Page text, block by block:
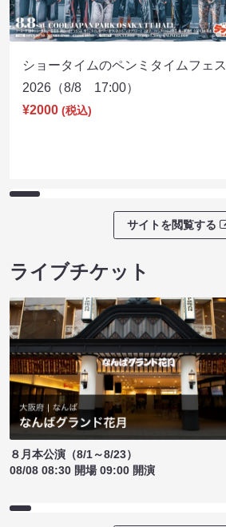
ショータイムのペンミタイムフェス
2026（8/8 17:00）
¥2000 (税込)
サイトを閲覧する
ライブチケット
８月本公演（8/1～8/23）
08/08 08:30 開場 09:00 開演